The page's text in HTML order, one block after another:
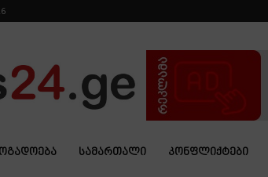
ᲡᲐᲛᲐᲠᲗᲐᲚᲘ ᲙᲝᲜᲤᲚᲘᲥᲢᲔᲑᲘ